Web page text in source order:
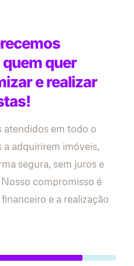
quer
e realizar
atendidos em todo o
a adquirirem imóveis,
segura, sem juros e
compromisso é
e a realização